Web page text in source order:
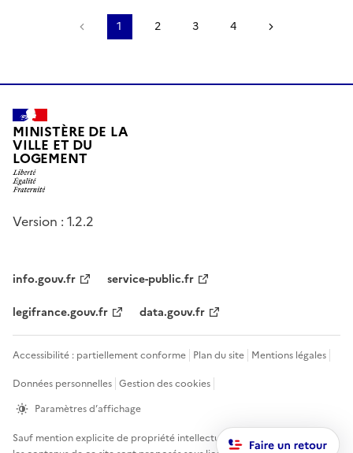
Page précédente
1 2 3 4
MINISTÈRE DE LA
VILLE ET DU
LOGEMENT
Version : 1.2.2
info.gouv.fr
service-public.fr
legifrance.gouv.fr
data.gouv.fr
Accessibilité : partiellement conforme Plan du site Mentions légales
Données personnelles Gestion des cookies
Paramètres d’affichage
Sauf mention explicite de propriété intellectuelle détenue par des tiers,